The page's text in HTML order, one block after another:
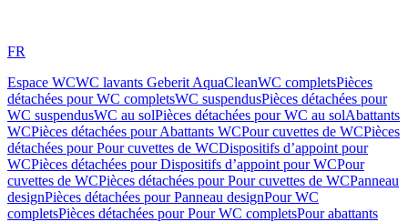
FR
Espace WCWC lavants Geberit AquaCleanWC completsPièces
détachées pour WC completsWC suspendusPièces détachées pour
WC suspendusWC au solPièces détachées pour WC au solAbattants
WCPièces détachées pour Abattants WCPour cuvettes de WCPièces
détachées pour Pour cuvettes de WCDispositifs d’appoint pour
WCPièces détachées pour Dispositifs d’appoint pour WCPour
cuvettes de WCPièces détachées pour Pour cuvettes de WCPanneau
designPièces détachées pour Panneau designPour WC
completsPièces détachées pour Pour WC completsPour abattants